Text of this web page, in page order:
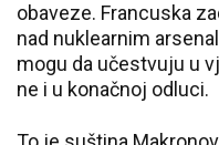
obaveze. Francuska
nad nuklearnim
mogu da učestvuju u
ne i u konačnoj odluci.